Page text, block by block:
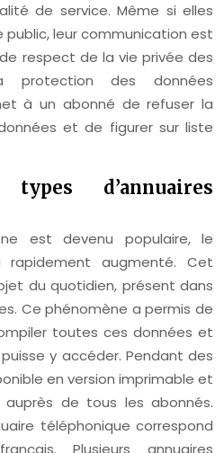
de service. Même si elles
leur communication est
respect de la vie privée des
des données
à un abonné de refuser la
et de figurer sur liste
d’annuaires
est devenu populaire, le
rapidement augmenté. Cet
du quotidien, présent dans
Ce phénomène a permis de
toutes ces données et
y accéder. Pendant des
en version imprimable et
de tous les abonnés.
téléphonique correspond
Plusieurs annuaires